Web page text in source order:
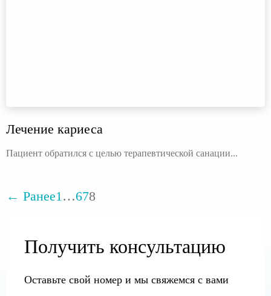
Лечение кариеса
Пациент обратился с целью терапевтической санации...
← Ранее1…678
Получить консультацию
Оставьте свой номер и мы свяжемся с вами